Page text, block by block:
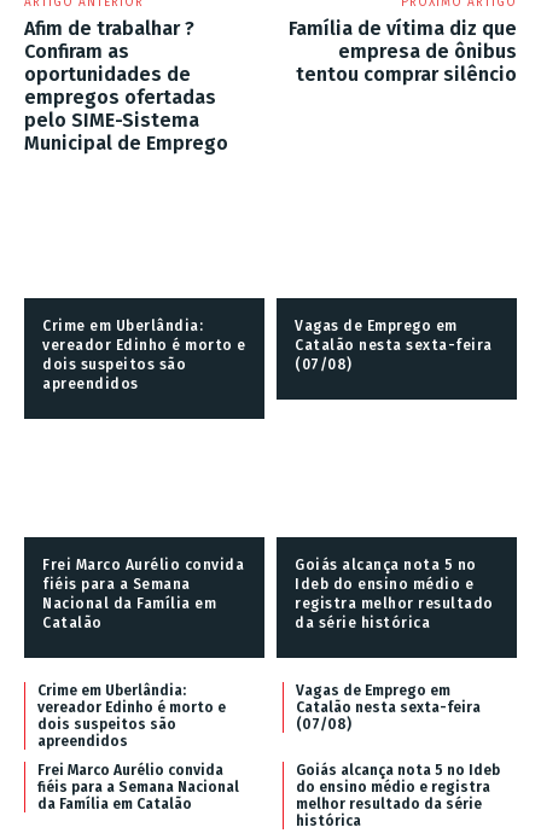
Afim de trabalhar ?
Confiram as
oportunidades de
empregos ofertadas
pelo SIME-Sistema
Municipal de Emprego
Família de vítima diz que
empresa de ônibus
tentou comprar silêncio
Crime em Uberlândia:
vereador Edinho é morto e
dois suspeitos são
apreendidos
Vagas de Emprego em
Catalão nesta sexta-feira
(07/08)
Frei Marco Aurélio convida
fiéis para a Semana
Nacional da Família em
Catalão
Goiás alcança nota 5 no
Ideb do ensino médio e
registra melhor resultado
da série histórica
Crime em Uberlândia:
vereador Edinho é morto e
dois suspeitos são
apreendidos
Vagas de Emprego em
Catalão nesta sexta-feira
(07/08)
Frei Marco Aurélio convida
fiéis para a Semana Nacional
da Família em Catalão
Goiás alcança nota 5 no Ideb
do ensino médio e registra
melhor resultado da série
histórica